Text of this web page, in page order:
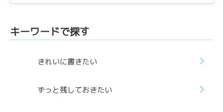
キーワードで探す
きれいに書きたい
ずっと残しておきたい